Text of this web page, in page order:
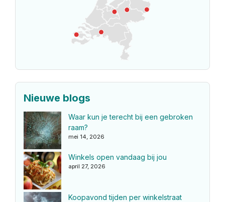
Nieuwe blogs
Waar kun je terecht bij een gebroken
raam?
mei 14, 2026
Winkels open vandaag bij jou
april 27, 2026
Koopavond tijden per winkelstraat